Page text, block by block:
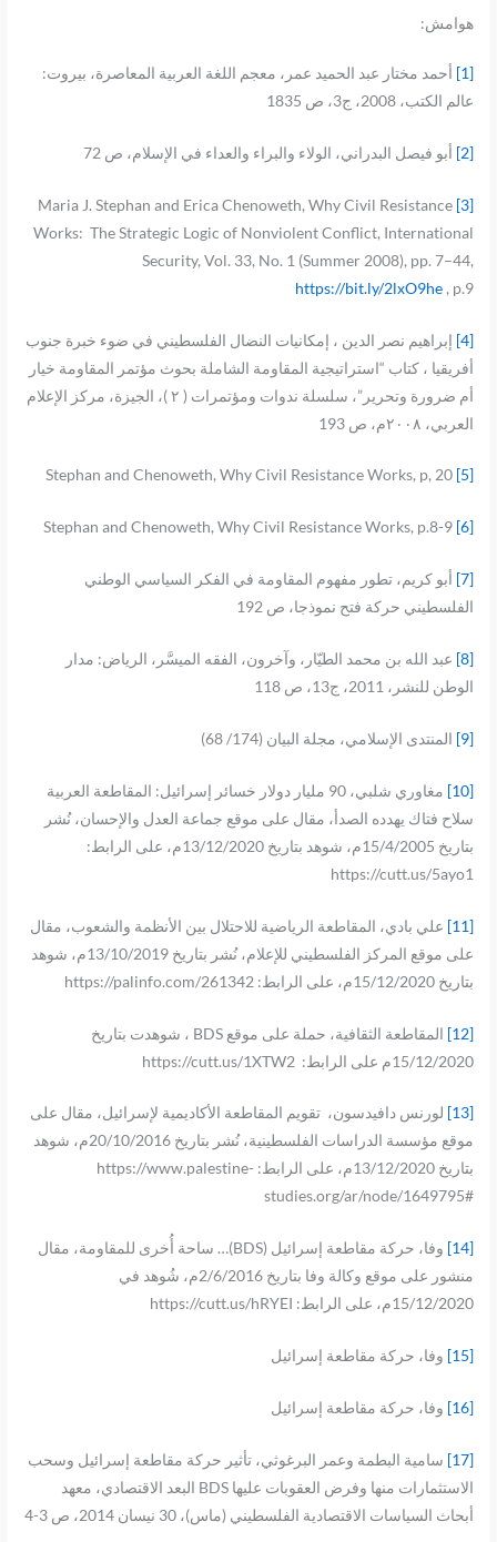
هوامش:
[1]
أحمد مختار عبد الحميد عمر، معجم اللغة العربية المعاصرة، بيروت:
عالم الكتب، 2008، ج3، ص 1835
[2] أبو فيصل البدراني، الولاء والبراء والعداء في الإسلام، ص 72
[3]
Maria J. Stephan and Erica Chenoweth, Why Civil Resistance
Works: The Strategic Logic of Nonviolent Conflict, International
Security, Vol. 33, No. 1 (Summer 2008), pp. 7–44,
https://bit.ly/2lxO9he, p.9
[4]
إبراهيم نصر الدين ، إمكانيات النضال الفلسطيني في ضوء خبرة جنوب
أفريقيا ، كتاب “استراتيجية المقاومة الشاملة بحوث مؤتمر المقاومة خيار
أم ضرورة وتحرير”، سلسلة ندوات ومؤتمرات ( ۲ )، الجيزة، مركز الإعلام
العربي، ۲۰۰۸م، ص 193
[5]
Stephan and Chenoweth, Why Civil Resistance Works, p, 20
[6]
Stephan and Chenoweth, Why Civil Resistance Works, p.8-9
[7]
أبو كريم، تطور مفهوم المقاومة في الفكر السياسي الوطني
الفلسطيني حركة فتح نموذجا، ص 192
[8]
عبد الله بن محمد الطيّار، وآخرون، الفقه الميسَّر، الرياض: مدار
الوطن للنشر، 2011، ج13، ص 118
[9] المنتدى الإسلامي، مجلة البيان (174/ 68)
[10]
مغاوري شلبي، 90 مليار دولار خسائر إسرائيل: المقاطعة العربية
سلاح فتاك يهدده الصدأ، مقال على موقع جماعة العدل والإحسان، نُشر
بتاريخ 15/4/2005م، شوهد بتاريخ 13/12/2020م، على الرابط:
https://cutt.us/5ayo1
[11]
علي بادي، المقاطعة الرياضية للاحتلال بين الأنظمة والشعوب، مقال
على موقع المركز الفلسطيني للإعلام، نُشر بتاريخ 13/10/2019م، شوهد
بتاريخ 15/12/2020م، على الرابط: https://palinfo.com/261342
[12]
المقاطعة الثقافية، حملة على موقع BDS ، شوهدت بتاريخ
15/12/2020م على الرابط: https://cutt.us/1XTW2
[13]
لورنس دافيدسون، تقويم المقاطعة الأكاديمية لإسرائيل، مقال على
موقع مؤسسة الدراسات الفلسطينية، نُشر بتاريخ 20/10/2016م، شوهد
بتاريخ 13/12/2020م، على الرابط: https://www.palestine-
studies.org/ar/node/1649795#
[14]
وفا، حركة مقاطعة إسرائيل (BDS)… ساحة أُخرى للمقاومة، مقال
منشور على موقع وكالة وفا بتاريخ 2/6/2016م، شُوهد في
15/12/2020م، على الرابط: https://cutt.us/hRYEI
[15] وفا، حركة مقاطعة إسرائيل
[16] وفا، حركة مقاطعة إسرائيل
[17]
سامية البطمة وعمر البرغوثي، تأثير حركة مقاطعة إسرائيل وسحب
الاستثمارات منها وفرض العقوبات عليها BDS البعد الاقتصادي، معهد
أبحاث السياسات الاقتصادية الفلسطيني (ماس)، 30 نيسان 2014، ص 3-4